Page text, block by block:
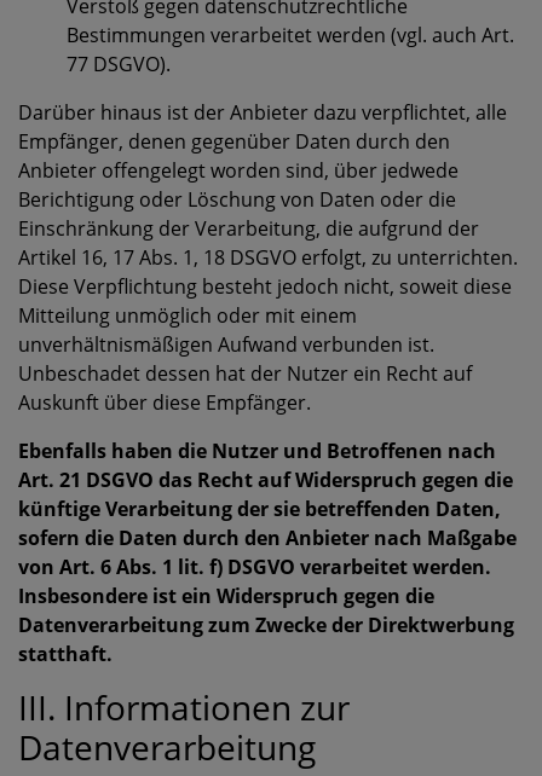
Verstoß gegen datenschutzrechtliche
Bestimmungen verarbeitet werden (vgl. auch Art.
77 DSGVO).
Darüber hinaus ist der Anbieter dazu verpflichtet, alle
Empfänger, denen gegenüber Daten durch den
Anbieter offengelegt worden sind, über jedwede
Berichtigung oder Löschung von Daten oder die
Einschränkung der Verarbeitung, die aufgrund der
Artikel 16, 17 Abs. 1, 18 DSGVO erfolgt, zu unterrichten.
Diese Verpflichtung besteht jedoch nicht, soweit diese
Mitteilung unmöglich oder mit einem
unverhältnismäßigen Aufwand verbunden ist.
Unbeschadet dessen hat der Nutzer ein Recht auf
Auskunft über diese Empfänger.
Ebenfalls haben die Nutzer und Betroffenen nach
Art. 21 DSGVO das Recht auf Widerspruch gegen die
künftige Verarbeitung der sie betreffenden Daten,
sofern die Daten durch den Anbieter nach Maßgabe
von Art. 6 Abs. 1 lit. f) DSGVO verarbeitet werden.
Insbesondere ist ein Widerspruch gegen die
Datenverarbeitung zum Zwecke der Direktwerbung
statthaft.
III. Informationen zur
Datenverarbeitung